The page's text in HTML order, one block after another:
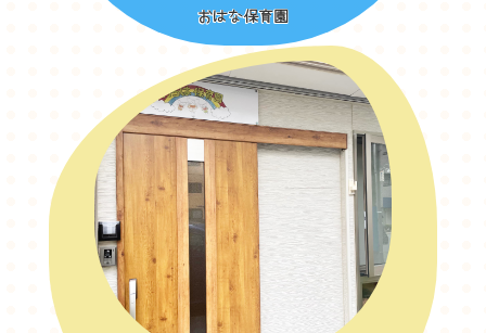
おはな保育園